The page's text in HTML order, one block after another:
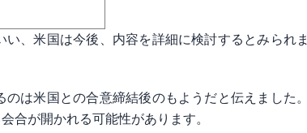
、米国は今後、内容を詳細に検討するとみられま
は米国との合意締結後のもようだと伝えました。
合が開かれる可能性があります。